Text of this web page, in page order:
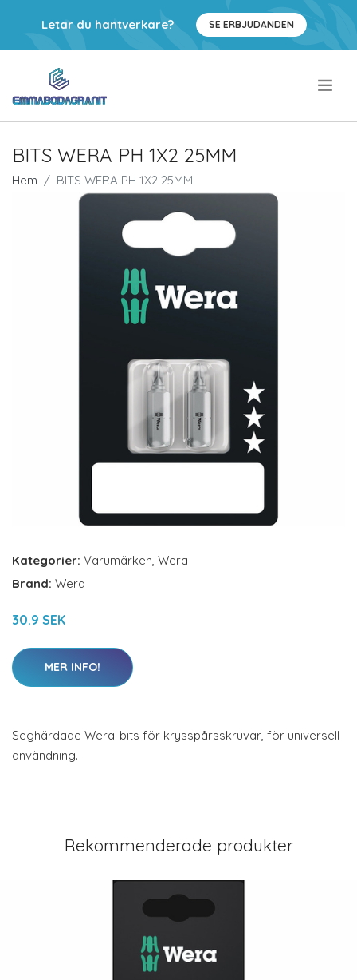
Letar du hantverkare? SE ERBJUDANDEN
BITS WERA PH 1X2 25MM
Hem BITS WERA PH 1X2 25MM
Kategorier: Varumärken, Wera
Brand: Wera
30.9 SEK
MER INFO!
Seghärdade Wera-bits för krysspårsskruvar, för universell
användning.
Rekommenderade produkter